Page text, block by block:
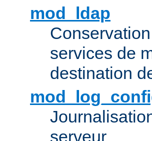
mod_ldap
services de
destination
serveur